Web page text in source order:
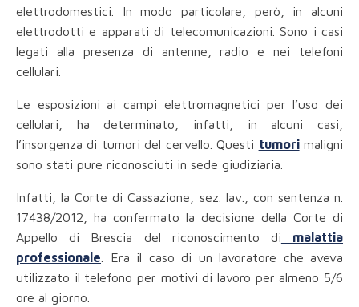
elettrodomestici. In modo particolare, però, in alcuni
elettrodotti e apparati di telecomunicazioni. Sono i casi
legati alla presenza di antenne, radio e nei telefoni
cellulari.
Le esposizioni ai campi elettromagnetici per l’uso dei
cellulari, ha determinato, infatti, in alcuni casi,
l’insorgenza di tumori del cervello. Questi tumorimaligni
sono stati pure riconosciuti in sede giudiziaria.
Infatti, la Corte di Cassazione, sez. lav., con sentenza n.
17438/2012, ha confermato la decisione della Corte di
Appello di Brescia del riconoscimento di
malattia
professionale . Era il caso di un lavoratore che aveva
utilizzato il telefono per motivi di lavoro per almeno 5/6
ore al giorno.